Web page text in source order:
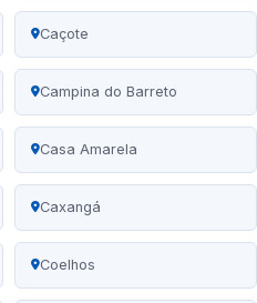
Caçote
Campina do Barreto
Casa Amarela
Caxangá
Coelhos